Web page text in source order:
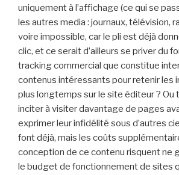
uniquement à l’affichage (ce qui se
les autres media : journaux, télévision,
voire impossible, car le pli est déjà
clic, et ce serait d’ailleurs se priver du
tracking commercial que constitue
contenus intéressants pour retenir les
plus longtemps sur le site éditeur ? Ou
inciter à visiter davantage de pages
exprimer leur infidélité sous d’autres
font déjà, mais les coûts
conception de ce contenu risquent ne
le budget de fonctionnement de sites